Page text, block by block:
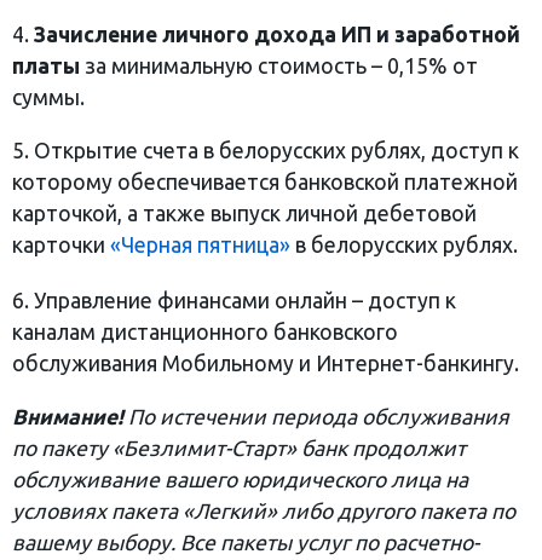
4. Зачисление личного дохода ИП и заработной
платы за минимальную стоимость – 0,15% от
суммы.
5. Открытие счета в белорусских рублях, доступ к
которому обеспечивается банковской платежной
карточкой, а также выпуск личной дебетовой
карточки «Черная пятница» в белорусских рублях.
6. Управление финансами онлайн – доступ к
каналам дистанционного банковского
обслуживания Мобильному и Интернет-банкингу.
Внимание! По истечении периода обслуживания
по пакету «Безлимит-Старт» банк продолжит
обслуживание вашего юридического лица на
условиях пакета «Легкий» либо другого пакета по
вашему выбору. Все пакеты услуг по расчетно-